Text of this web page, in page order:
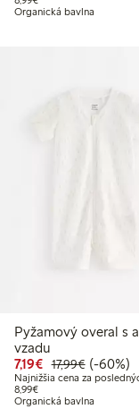
Organická bavlna
Pyžamový overal s
vzadu
7,19€ Zvýhodnená
17,99€Bežná
60% zľava
(-60%)
Najnižšia cena za
8,99€Najnižšia cena za
Organická bavlna